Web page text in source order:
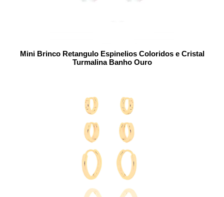
Mini Brinco Retangulo Espinelios Coloridos e Cristal
Turmalina Banho Ouro